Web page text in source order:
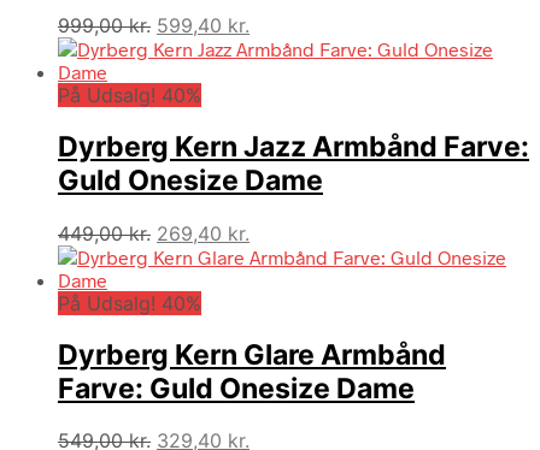
999,00kr. Den
oprindelige
var:
599,40 kr.
aktuelle
På Udsalg! 40%
Dyrberg Kern Jazz Armbånd Farve:
Guld Onesize Dame
449,00kr. Den
oprindelige
var:
269,40 kr.
aktuelle
På Udsalg! 40%
Dyrberg Kern Glare Armbånd
Farve: Guld Onesize Dame
549,00kr. Den
329,40 kr.